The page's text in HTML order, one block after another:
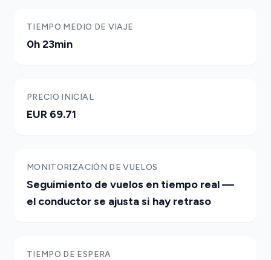
TIEMPO MEDIO DE VIAJE
0h 23min
PRECIO INICIAL
EUR 69.71
MONITORIZACIÓN DE VUELOS
Seguimiento de vuelos en tiempo real —
el conductor se ajusta si hay retraso
TIEMPO DE ESPERA